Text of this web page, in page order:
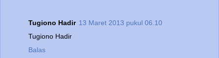
Tugiono Hadir 13 Maret 2013 pukul 06.10
Tugiono Hadir
Balas